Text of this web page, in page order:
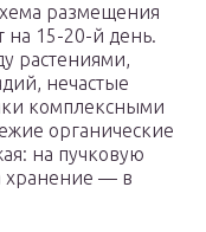
размещения
на 15-20-й день.
растениями,
нечастые
комплексными
органические
на пучковую
хранение — в